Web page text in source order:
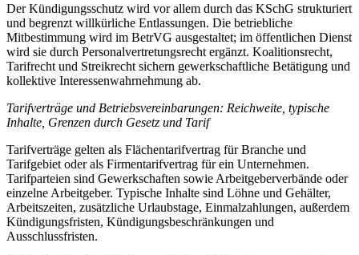
Der Kündigungsschutz wird vor allem durch das KSchG strukturiert
und begrenzt willkürliche Entlassungen. Die betriebliche
Mitbestimmung wird im BetrVG ausgestaltet; im öffentlichen Dienst
wird sie durch Personalvertretungsrecht ergänzt. Koalitionsrecht,
Tarifrecht und Streikrecht sichern gewerkschaftliche Betätigung und
kollektive Interessenwahrnehmung ab.
Tarifverträge und Betriebsvereinbarungen: Reichweite, typische
Inhalte, Grenzen durch Gesetz und Tarif
Tarifverträge gelten als Flächentarifvertrag für Branche und
Tarifgebiet oder als Firmentarifvertrag für ein Unternehmen.
Tarifparteien sind Gewerkschaften sowie Arbeitgeberverbände oder
einzelne Arbeitgeber. Typische Inhalte sind Löhne und Gehälter,
Arbeitszeiten, zusätzliche Urlaubstage, Einmalzahlungen, außerdem
Kündigungsfristen, Kündigungsbeschränkungen und
Ausschlussfristen.